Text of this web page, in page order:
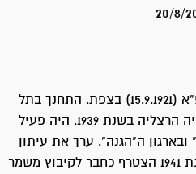
משה נולד ביום י"ב באלול תרפ"א (15.9.1921) בצפת. התחנך בתל
אביב וסיים את לימודיו בגימנסיה הרצליה בשנת 1939. היה פעיל
ה"הגנה". ערך את עיתון
"על החומה" עד שנת 1941. בשנת 1941 הצטרף כחבר לקיבוץ משמר